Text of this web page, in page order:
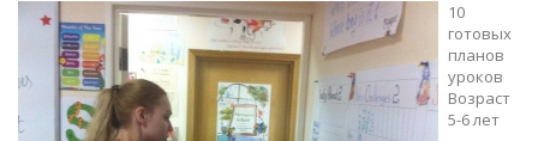
10
готовых
планов
уроков
Возраст
5-6 лет